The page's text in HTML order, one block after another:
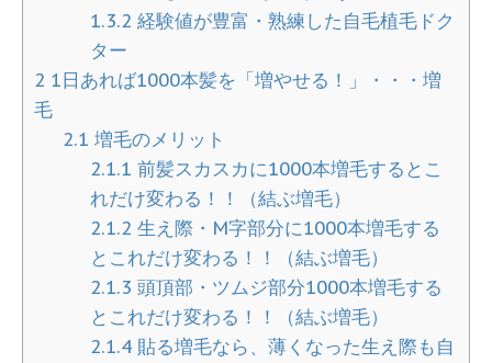
1.3.2 経験値が豊富・熟練した自毛植毛ドク
ター
2 1日あれば1000本髪を「増やせる！」・・・増
毛
2.1 増毛のメリット
2.1.1 前髪スカスカに1000本増毛するとこ
れだけ変わる！！（結ぶ増毛）
2.1.2 生え際・M字部分に1000本増毛する
とこれだけ変わる！！（結ぶ増毛）
2.1.3 頭頂部・ツムジ部分1000本増毛する
とこれだけ変わる！！（結ぶ増毛）
2.1.4 貼る増毛なら、薄くなった生え際も自